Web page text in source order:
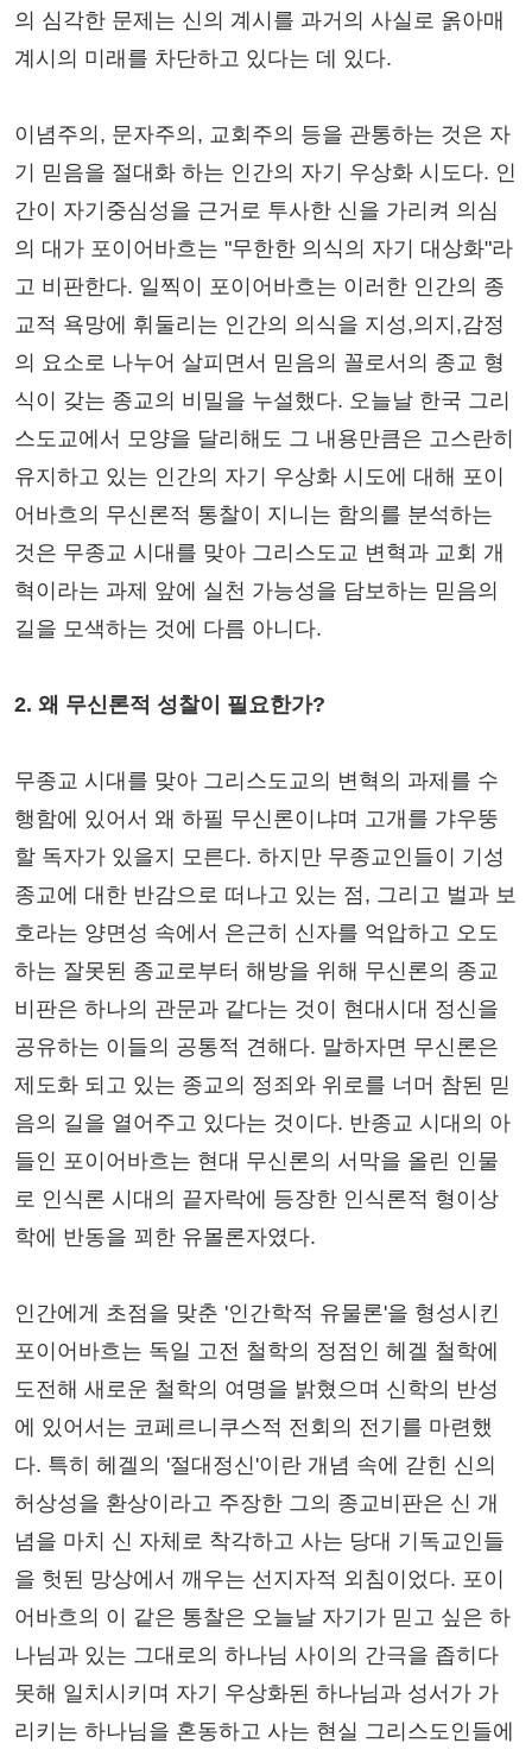
의 심각한 문제는 신의 계시를 과거의 사실로 옭아매
계시의 미래를 차단하고 있다는 데 있다.
이념주의, 문자주의, 교회주의 등을 관통하는 것은 자
기 믿음을 절대화 하는 인간의 자기 우상화 시도다. 인
간이 자기중심성을 근거로 투사한 신을 가리켜 의심
의 대가 포이어바흐는 "무한한 의식의 자기 대상화"라
고 비판한다. 일찍이 포이어바흐는 이러한 인간의 종
교적 욕망에 휘둘리는 인간의 의식을 지성,의지,감정
의 요소로 나누어 살피면서 믿음의 꼴로서의 종교 형
식이 갖는 종교의 비밀을 누설했다. 오늘날 한국 그리
스도교에서 모양을 달리해도 그 내용만큼은 고스란히
유지하고 있는 인간의 자기 우상화 시도에 대해 포이
어바흐의 무신론적 통찰이 지니는 함의를 분석하는
것은 무종교 시대를 맞아 그리스도교 변혁과 교회 개
혁이라는 과제 앞에 실천 가능성을 담보하는 믿음의
길을 모색하는 것에 다름 아니다.
2. 왜 무신론적 성찰이 필요한가?
무종교 시대를 맞아 그리스도교의 변혁의 과제를 수
행함에 있어서 왜 하필 무신론이냐며 고개를 갸우뚱
할 독자가 있을지 모른다. 하지만 무종교인들이 기성
종교에 대한 반감으로 떠나고 있는 점, 그리고 벌과 보
호라는 양면성 속에서 은근히 신자를 억압하고 오도
하는 잘못된 종교로부터 해방을 위해 무신론의 종교
비판은 하나의 관문과 같다는 것이 현대시대 정신을
공유하는 이들의 공통적 견해다. 말하자면 무신론은
제도화 되고 있는 종교의 정죄와 위로를 너머 참된 믿
음의 길을 열어주고 있다는 것이다. 반종교 시대의 아
들인 포이어바흐는 현대 무신론의 서막을 올린 인물
로 인식론 시대의 끝자락에 등장한 인식론적 형이상
학에 반동을 꾀한 유몰론자였다.
인간에게 초점을 맞춘 '인간학적 유물론'을 형성시킨
포이어바흐는 독일 고전 철학의 정점인 헤겔 철학에
도전해 새로운 철학의 여명을 밝혔으며 신학의 반성
에 있어서는 코페르니쿠스적 전회의 전기를 마련했
다. 특히 헤겔의 '절대정신'이란 개념 속에 갇힌 신의
허상성을 환상이라고 주장한 그의 종교비판은 신 개
념을 마치 신 자체로 착각하고 사는 당대 기독교인들
을 헛된 망상에서 깨우는 선지자적 외침이었다. 포이
어바흐의 이 같은 통찰은 오늘날 자기가 믿고 싶은 하
나님과 있는 그대로의 하나님 사이의 간극을 좁히다
못해 일치시키며 자기 우상화된 하나님과 성서가 가
리키는 하나님을 혼동하고 사는 현실 그리스도인들에